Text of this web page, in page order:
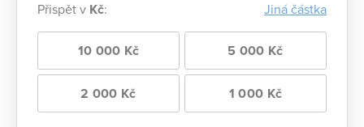
Přispět v Kč: Jiná částka
10 000 Kč 5 000 Kč
2 000 Kč 1 000 Kč